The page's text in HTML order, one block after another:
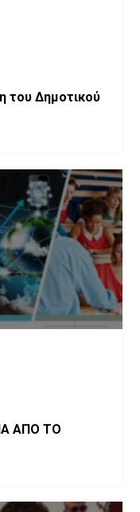
του Δημοτικού
ΑΠΟ ΤΟ